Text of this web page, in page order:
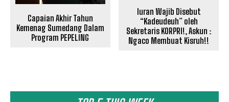
Capaian Akhir Tahun
Kemenag Sumedang Dalam
Program PEPELING
Iuran Wajib Disebut
“Kadeudeuh” oleh
Sekretaris KORPRI!, Askun :
Ngaco Membuat Kisruh!!